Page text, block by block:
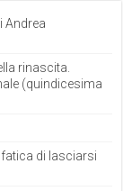
Andrea
rinascita.
(quindicesima
fatica di lasciarsi